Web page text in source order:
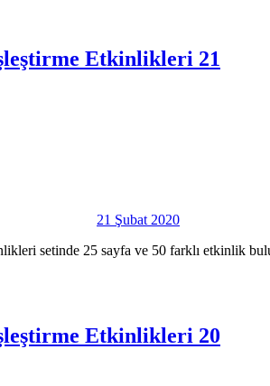
Etkinlikleri 21
21 Şubat 2020
setinde 25 sayfa ve 50 farklı etkinlik
Etkinlikleri 20